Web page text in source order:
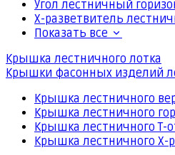
Угол лестничный
Х-разветвитель
Показать все
Крышка лестничного лотка
Крышки фасонных изделий
Крышка лестничного
Крышка лестничного
Крышка лестничного Т-
Крышка лестничного Х-